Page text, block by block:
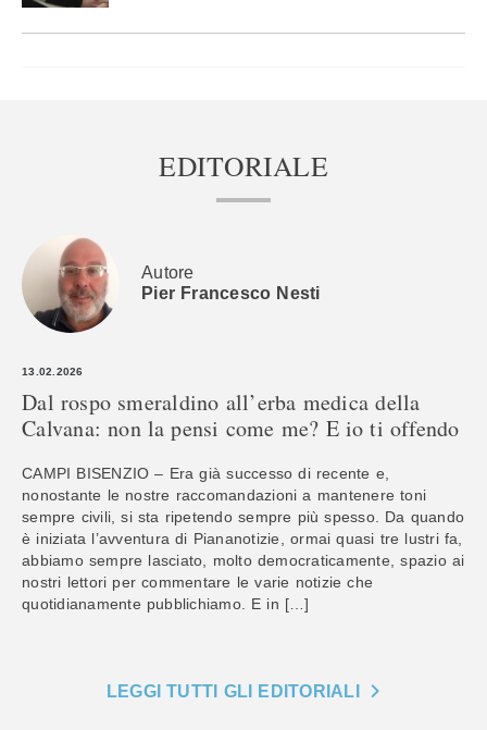
EDITORIALE
Autore
Pier Francesco Nesti
13.02.2026
Dal rospo smeraldino all’erba medica della
Calvana: non la pensi come me? E io ti offendo
CAMPI BISENZIO – Era già successo di recente e,
nonostante le nostre raccomandazioni a mantenere toni
sempre civili, si sta ripetendo sempre più spesso. Da quando
è iniziata l’avventura di Piananotizie, ormai quasi tre lustri fa,
abbiamo sempre lasciato, molto democraticamente, spazio ai
nostri lettori per commentare le varie notizie che
quotidianamente pubblichiamo. E in […]
LEGGI TUTTI GLI EDITORIALI